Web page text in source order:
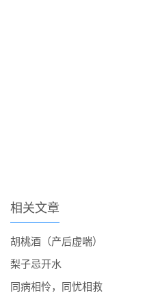
相关文章
胡桃酒（产后虚喘）
梨子忌开水
同病相怜，同忧相救